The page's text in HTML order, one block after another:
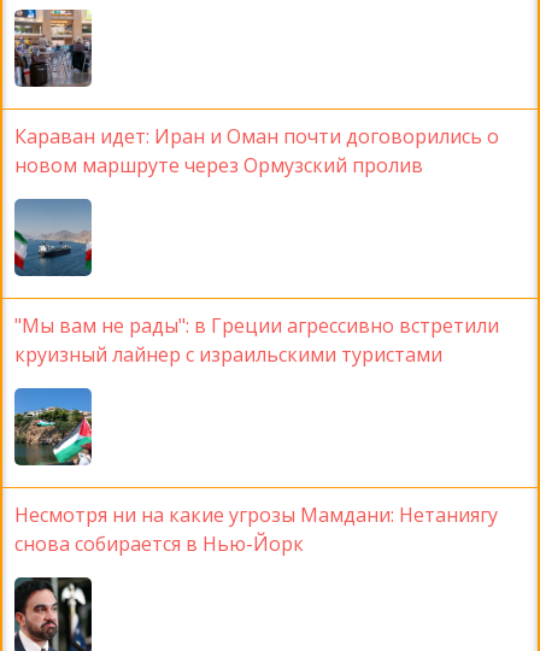
Караван идет: Иран и Оман почти договорились о
новом маршруте через Ормузский пролив
"Мы вам не рады": в Греции агрессивно встретили
круизный лайнер с израильскими туристами
Несмотря ни на какие угрозы Мамдани: Нетаниягу
снова собирается в Нью-Йорк